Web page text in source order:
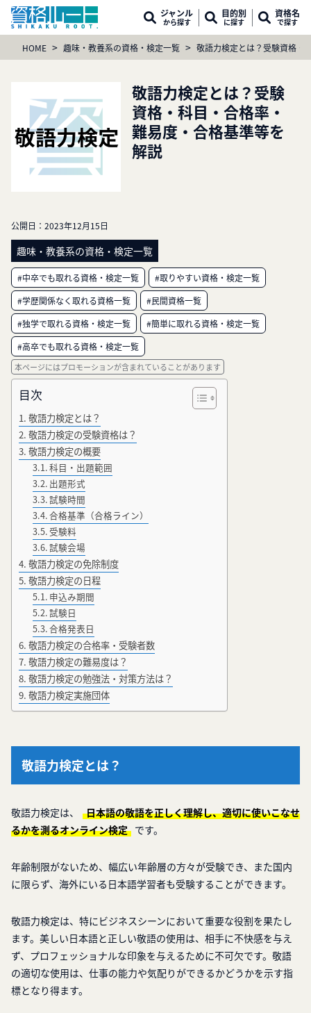
ジャンル
から探す
目的別
に探す
資格名
で探す
HOME > 趣味・教養系の資格・検定一覧 > 敬語力検定とは？受験資格・
敬語力検定とは？受験
資格・科目・合格率・
難易度・合格基準等を
解説
公開日： 2023年12月15日
趣味・教養系の資格・検定一覧
#中卒でも取れる資格・検定一覧
#取りやすい資格・検定一覧
#学歴関係なく取れる資格一覧
#民間資格一覧
#独学で取れる資格・検定一覧
#簡単に取れる資格・検定一覧
#高卒でも取れる資格・検定一覧
本ページにはプロモーションが含まれていることがあります
目次
敬語力検定とは？
敬語力検定の受験資格は？
敬語力検定の概要
科目・出題範囲
出題形式
試験時間
合格基準（合格ライン）
受験料
試験会場
敬語力検定の免除制度
敬語力検定の日程
申込み期間
試験日
合格発表日
敬語力検定の合格率・受験者数
敬語力検定の難易度は？
敬語力検定の勉強法・対策方法は？
敬語力検定実施団体
敬語力検定とは？
敬語力検定は、
日本語の敬語を正しく理解し、適切に使いこなせ
るかを測るオンライン検定 です。
年齢制限がないため、幅広い年齢層の方々が受験でき、また国内
に限らず、海外にいる日本語学習者も受験することができます。
敬語力検定は、特にビジネスシーンにおいて重要な役割を果たし
ます。美しい日本語と正しい敬語の使用は、相手に不快感を与え
ず、プロフェッショナルな印象を与えるために不可欠です。敬語
の適切な使用は、仕事の能力や気配りができるかどうかを示す指
標となり得ます。